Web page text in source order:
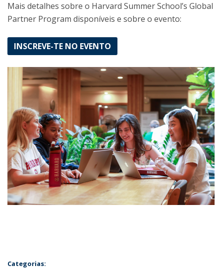
Mais detalhes sobre o Harvard Summer School’s Global
Partner Program disponíveis e sobre o evento:
INSCREVE-TE NO EVENTO
Categorias: